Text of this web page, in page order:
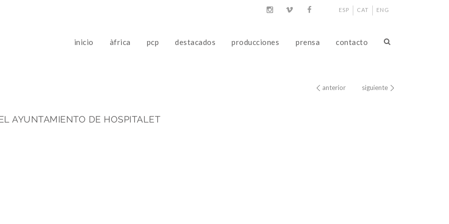
ENG
CAT
ESP
inicio àfrica pcp destacados producciones prensa contacto
anterior siguiente
AYUNTAMIENTO DE HOSPITALET